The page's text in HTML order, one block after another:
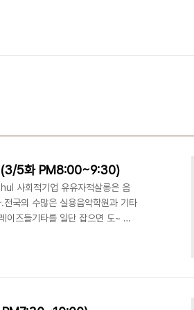
(3/5화 PM8:00~9:30)
사회적기업 유유자적살롱은 음
국의 수많은 실용음악학원과 기타
즈들기타를 일단 잡으면 도~ 미~
여 구석에 기대어 무기한 휴식중
전반적인 음악 모두를 포괄..